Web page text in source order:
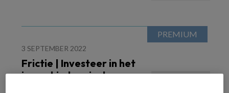
3 SEPTEMBER 2022
Frictie | Investeer in het
jonge kind, en in de